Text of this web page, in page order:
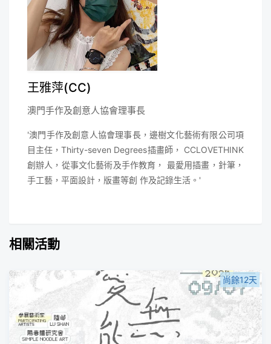
王雅萍(CC)
澳門手作及創意人協會理事長
'澳門手作及創意人協會理事長，邊樹文化藝術有限公司項
目主任，Thirty-seven Degrees插畫師， CCLOVETHINK
創辦人，從事文化藝術及手作教育， 最愛用插畫，針筆，
手工藝，平面設計，版畫等創 作及記錄生活。'
相關活動
尚餘12天